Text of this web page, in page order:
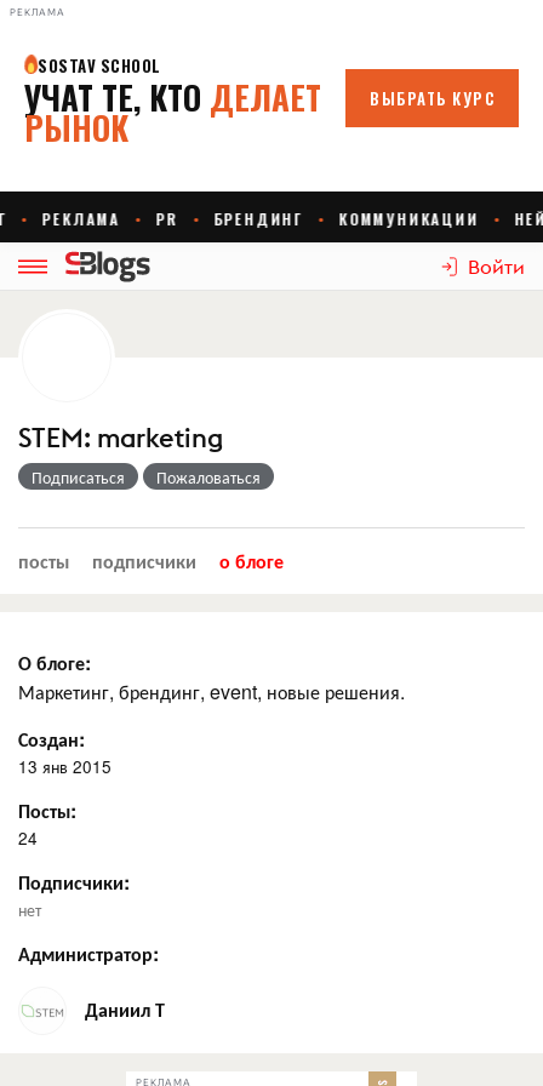
РЕКЛАМА
Войти
STEM: marketing
Подписаться Пожаловаться
посты подписчики о блоге
О блоге:
Маркетинг, брендинг, event, новые решения.
Создан:
13 янв 2015
Посты:
24
Подписчики:
нет
Администратор:
Даниил Т
РЕКЛАМА